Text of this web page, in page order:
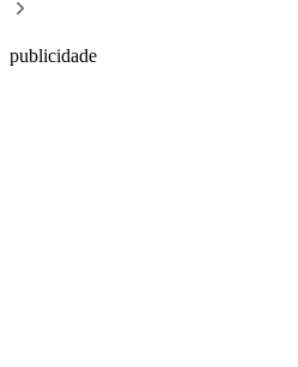
publicidade